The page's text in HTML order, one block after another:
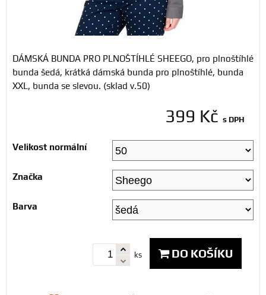
DÁMSKÁ BUNDA PRO PLNOŠTÍHLÉ SHEEGO, pro plnoštíhlé
bunda šedá, krátká dámská bunda pro plnoštíhlé, bunda
XXL, bunda se slevou. (sklad v.50)
399 Kč s DPH
Velikost normální
Značka
Barva
ks DO KOŠÍKU